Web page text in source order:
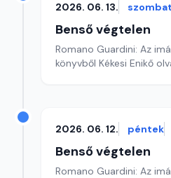
2026. 06. 13. szombat
Benső végtelen
Romano Guardini: Az
könyvből Kékesi Enikő
2026. 06. 12. péntek
Benső végtelen
Romano Guardini: Az